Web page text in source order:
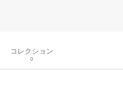
コレクション
0